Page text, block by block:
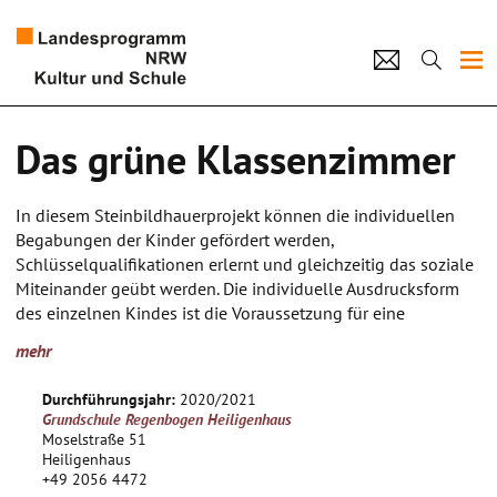
Künstlerpool
Schulen
Kultur und Schule
Das grüne Klassenzimmer
In diesem Steinbildhauerprojekt können die individuellen
Begabungen der Kinder gefördert werden,
Schlüsselqualifikationen erlernt und gleichzeitig das soziale
Miteinander geübt werden. Die individuelle Ausdrucksform
des einzelnen Kindes ist die Voraussetzung für eine
Kompetenzen der Kinder werden in diesem Projekt gefördert,
bewältigen sind.
Unter dem Aspekt psychomotorischer Förderung bieten sich
im Arbeitsfeld der kreativen Steinbearbeitung vielfältige
Möglichkeiten zur FÖrderung und Unterstützung der eigenen
mehr
Durchführungsjahr: 2020/2021
Grundschule Regenbogen Heiligenhaus
Moselstraße 51
Heiligenhaus
+49 2056 4472